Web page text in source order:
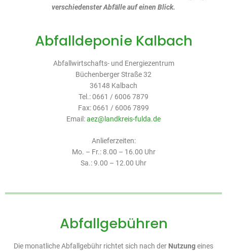
verschiedenster Abfälle auf einen Blick.
Abfalldeponie Kalbach
Abfallwirtschafts- und Energiezentrum
Büchenberger Straße 32
36148 Kalbach
Tel.: 0661 / 6006 7879
Fax: 0661 / 6006 7899
Email:aez@landkreis-fulda.de
Anlieferzeiten:
Mo. – Fr.: 8.00 – 16.00 Uhr
Sa.: 9.00 – 12.00 Uhr
Abfallgebühren
Die monatliche Abfallgebühr richtet sich nach der Nutzungeines